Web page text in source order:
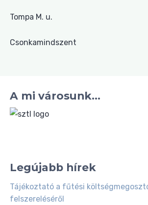
Tompa M. u.
Csonkamindszent
A mi városunk...
Legújabb hírek
Tájékoztató a fűtési
felszereléséről